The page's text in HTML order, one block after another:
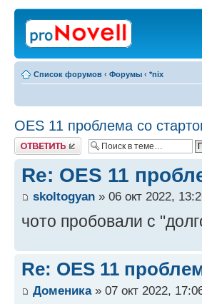
Список форумов ‹ Форумы ‹ *nix
OES 11 проблема со
Ответить
Re: OES 11
skoltogyan » 06 окт 2022,
чото пробовали с
Re: OES 11
Доменика» 07 окт 2022,